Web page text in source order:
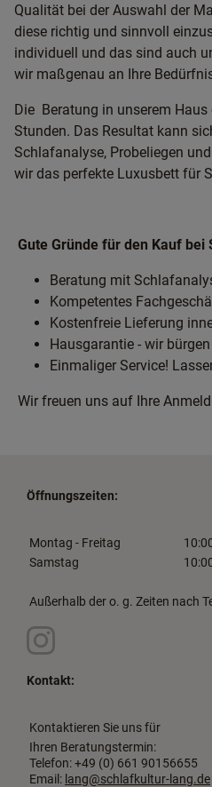
Qualität bei der Auswahl der
diese richtig und sinnvoll
individuell und das sind auch
wir maßgenau an Ihre
Die Beratung in unserem
Stunden. Das Resultat kann
Schlafanalyse, Probeliegen
wir das perfekte Luxusbett für
Gute Gründe für den Kauf
Beratung mit
Kompetentes
Kostenfreie Lieferung
Hausgarantie - wir
Einmaliger Service!
Wir freuen uns auf Ihre
Öffnungszeiten:
Montag - Freitag
Samstag
Außerhalb der o. g. Zeiten nach
Kontakt:
Kontaktieren Sie uns für
Ihren Beratungstermin:
Telefon: +49 (0) 661 90156655
Email: lang@schlafkultur-lang.de